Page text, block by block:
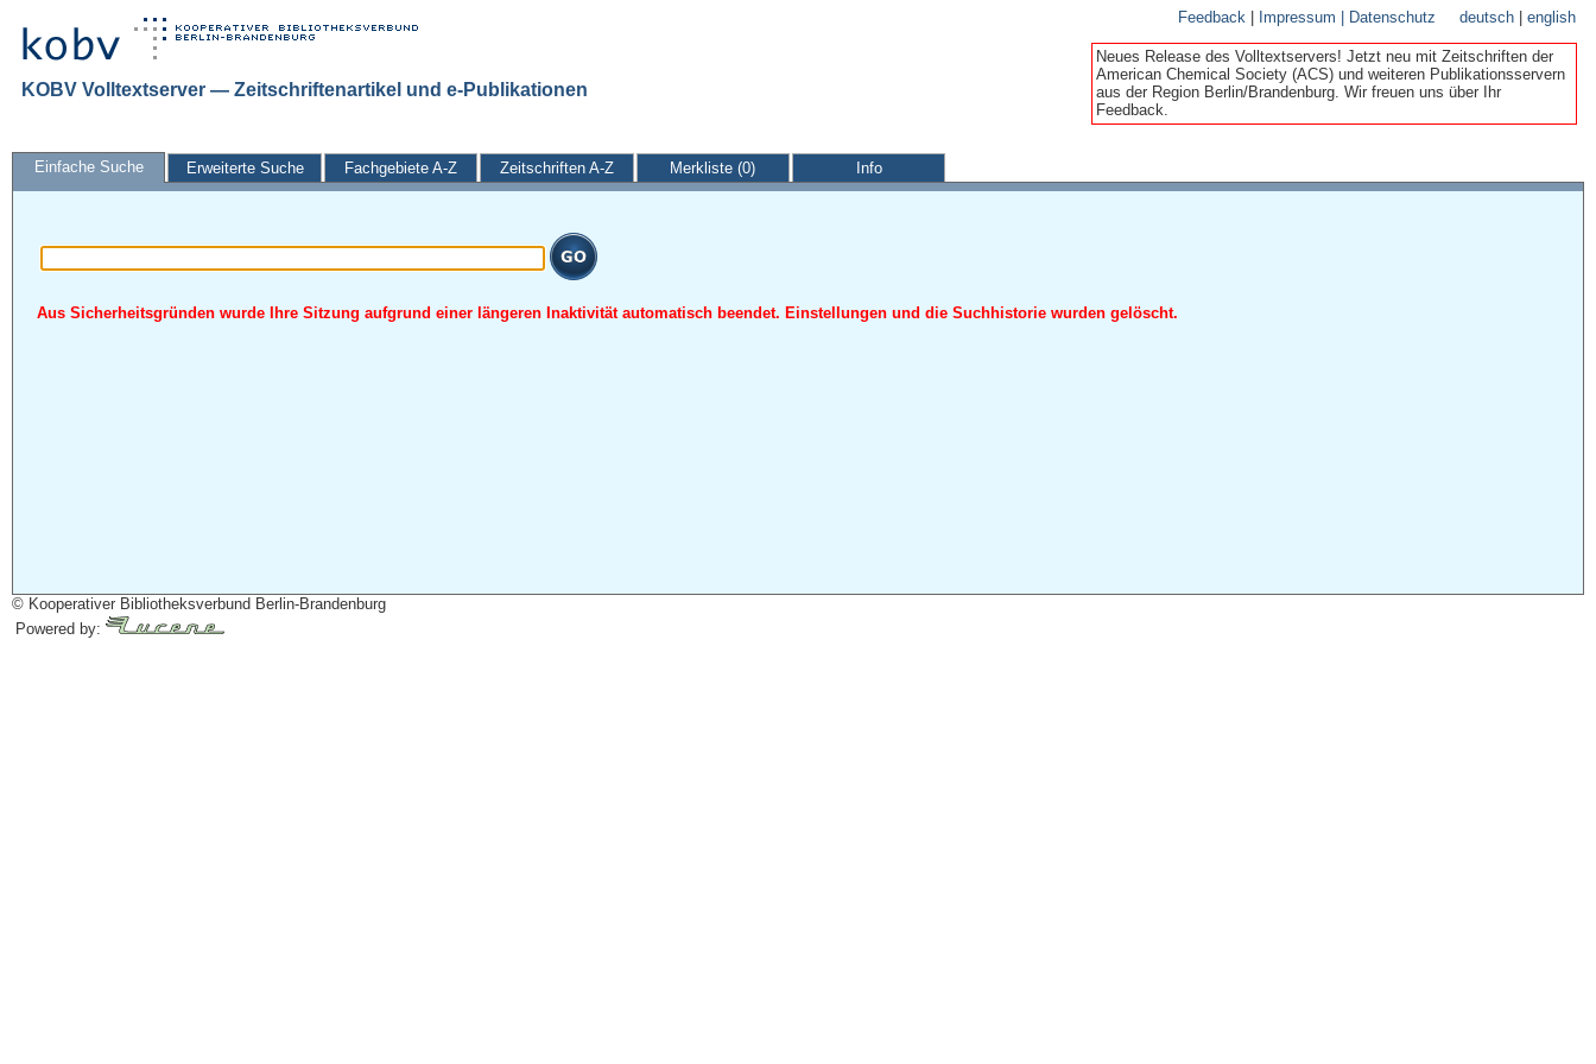
Feedback Impressum | Datenschutz deutsch |english
KOBV Volltextserver — Zeitschriftenartikel und e-Publikationen
Neues Release des Volltextservers! Jetzt neu mit Zeitschriften der
American Chemical Society (ACS) und weiteren Publikationsservern
aus der Region Berlin/Brandenburg. Wir freuen uns über Ihr
Feedback.
Einfache Suche Erweiterte Suche Fachgebiete A-Z Zeitschriften A-Z Merkliste (0) Info
Aus Sicherheitsgründen wurde Ihre Sitzung aufgrund einer längeren Inaktivität automatisch beendet. Einstellungen und die Suchhistorie wurden gelöscht.
© Kooperativer Bibliotheksverbund Berlin-Brandenburg
Powered by: